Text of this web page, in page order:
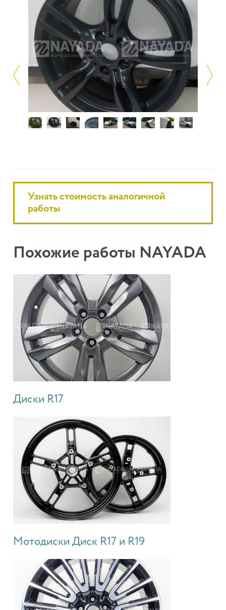
Узнать стоимость аналогичной
работы
Похожие работы NAYADA
Диски R17
Мотодиски Диск R17 и R19